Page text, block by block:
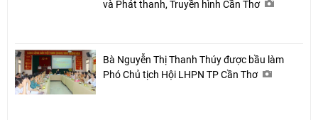
và Phát thanh, Truyền hình Cần Thơ
Bà Nguyễn Thị Thanh Thúy được bầu làm
Phó Chủ tịch Hội LHPN TP Cần Thơ